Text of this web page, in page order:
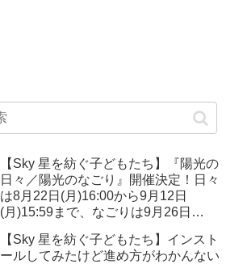
【Sky 星を紡ぐ子どもたち】『陽光の
日々／陽光のなごり』開催決定！日々
は8月22日(月)16:00から9月12日
(月)15:59まで、なごりは9月26日
で！
【Sky 星を紡ぐ子どもたち】インスト
ールしてみたけど進め方がわかんない